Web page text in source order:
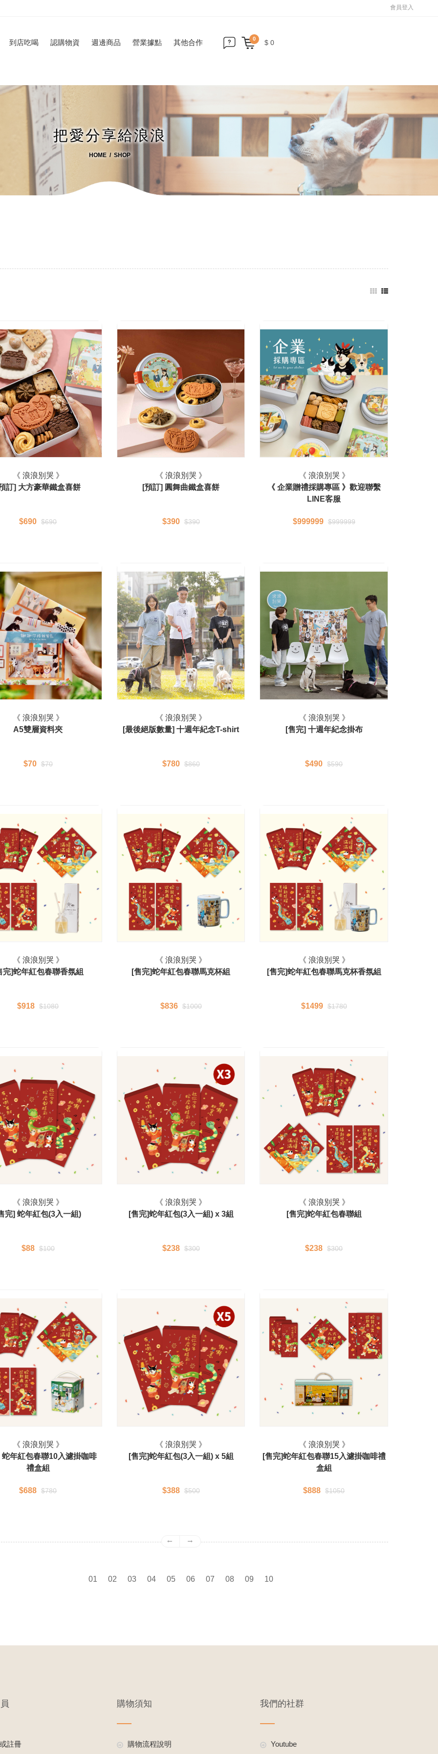
會員登入
到店吃喝 認購物資 週邊商品 營業據點 其他合作 0 $ 0
把愛分享給浪浪
HOME SHOP
《 浪浪別哭 》
訂] 大方豪華鐵盒喜餅
$690 $690
《 浪浪別哭 》
[預訂] 圓舞曲鐵盒喜餅
$390 $390
《 浪浪別哭 》
《 企業贈禮採購專區 》歡迎聯繫
LINE客服
$999999 $999999
《 浪浪別哭 》
A5雙層資料夾
$70 $70
《 浪浪別哭 》
[最後絕版數量] 十週年紀念T-shirt
$780 $860
《 浪浪別哭 》
[售完] 十週年紀念掛布
$490 $590
《 浪浪別哭 》
完]蛇年紅包春聯香氛組
$918 $1080
《 浪浪別哭 》
[售完]蛇年紅包春聯馬克杯組
$836 $1000
《 浪浪別哭 》
[售完]蛇年紅包春聯馬克杯香氛組
$1499 $1780
《 浪浪別哭 》
完] 蛇年紅包(3入一組)
$88 $100
《 浪浪別哭 》
[售完]蛇年紅包(3入一組) x 3組
$238 $300
《 浪浪別哭 》
[售完]蛇年紅包春聯組
$238 $300
《 浪浪別哭 》
年紅包春聯10入濾掛咖啡
禮盒組
$688 $780
《 浪浪別哭 》
[售完]蛇年紅包(3入一組) x 5組
$388 $500
《 浪浪別哭 》
[售完]蛇年紅包春聯15入濾掛咖啡禮
盒組
$888 $1050
01 02 03 04 05 06 07 08 09 10
註冊
購物須知
購物流程說明
我們的社群
Youtube